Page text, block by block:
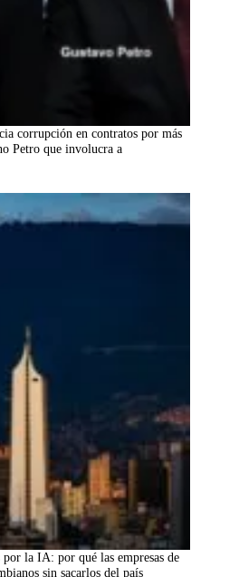
corrupción en contratos por más
Petro que involucra a
la IA: por qué las empresas de
sin sacarlos del país